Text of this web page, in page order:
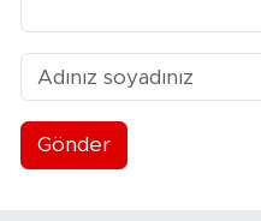
Gönder